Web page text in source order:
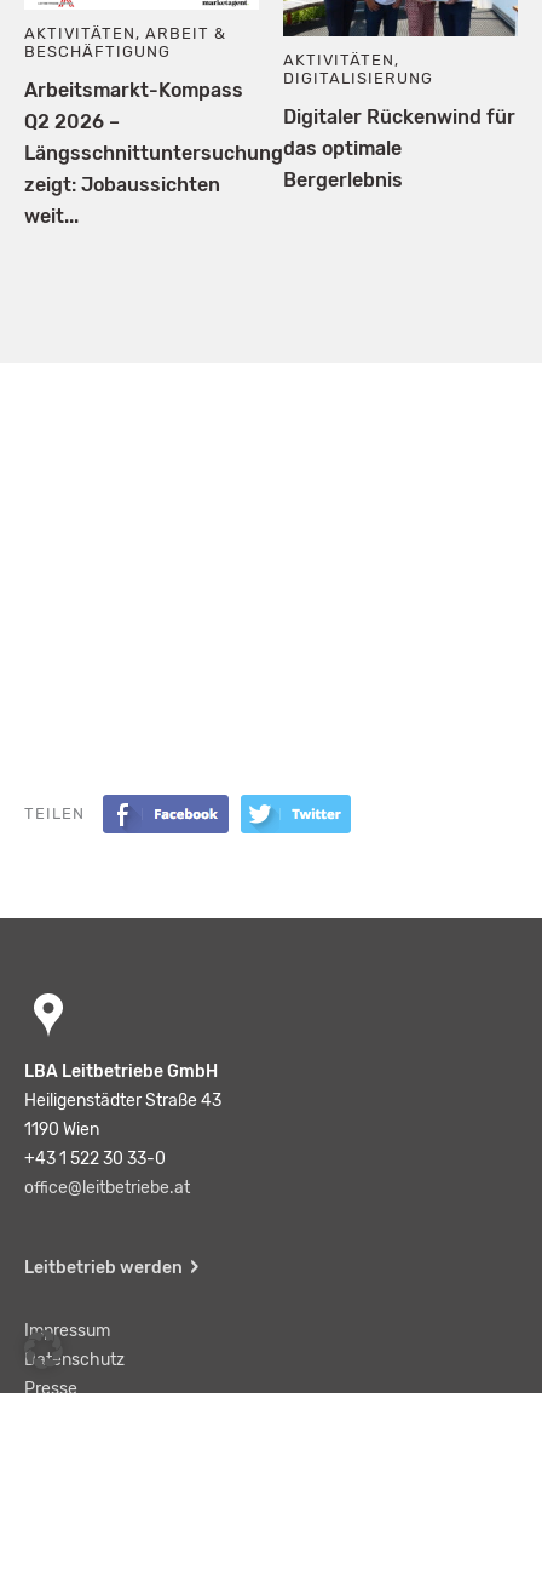
AKTIVITÄTEN,ARBEIT &
BESCHÄFTIGUNG
Arbeitsmarkt-Kompass
Q2 2026 –
Längsschnittuntersuchung
zeigt: Jobaussichten
weit...
AKTIVITÄTEN ,
DIGITALISIERUNG
Digitaler Rückenwind für
das optimale
Bergerlebnis
TEILEN
LBA Leitbetriebe GmbH
Heiligenstädter Straße 43
1190 Wien
+43 1 522 30 33-0
office@leitbetriebe.at
Leitbetrieb werden
Impressum
Datenschutz
Presse